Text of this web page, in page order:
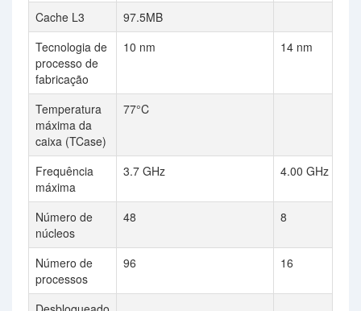
Cache L3
97.5MB
Tecnologia de
processo de
fabricação
10 nm 14 nm
Temperatura
máxima da
caixa (TCase)
77°C
Frequência
máxima
3.7 GHz 4.00 GHz
Número de
núcleos
48 8
Número de
processos
96 16